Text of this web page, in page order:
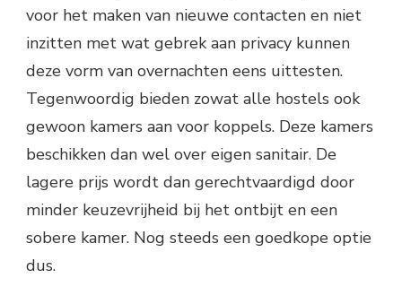
voor het maken van nieuwe contacten en niet
inzitten met wat gebrek aan privacy kunnen
deze vorm van overnachten eens uittesten.
Tegenwoordig bieden zowat alle hostels ook
gewoon kamers aan voor koppels. Deze kamers
beschikken dan wel over eigen sanitair. De
lagere prijs wordt dan gerechtvaardigd door
minder keuzevrijheid bij het ontbijt en een
sobere kamer. Nog steeds een goedkope optie
dus.